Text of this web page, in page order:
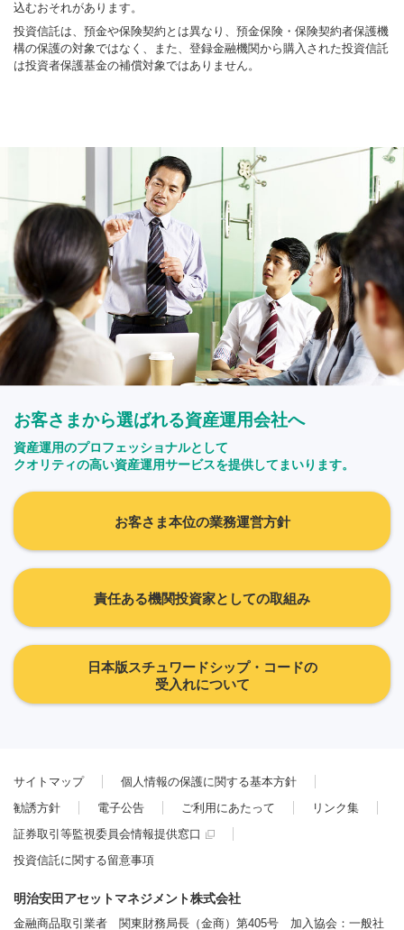
込むおそれがあります。
投資信託は、預金や保険契約とは異なり、預金保険・保険契約者保護機
構の保護の対象ではなく、また、登録金融機関から購入された投資信託
は投資者保護基金の補償対象ではありません。
お客さまから選ばれる資産運用会社へ
資産運用のプロフェッショナルとして
クオリティの高い資産運用サービスを提供してまいります。
お客さま本位の業務運営方針
責任ある機関投資家としての取組み
日本版スチュワードシップ・コードの
受入れについて
サイトマップ
個人情報の保護に関する基本方針
勧誘方針
電子公告 ご利用にあたって
リンク集
証券取引等監視委員会情報提供窓口
投資信託に関する留意事項
明治安田アセットマネジメント株式会社
金融商品取引業者 関東財務局長（金商）第405号 加入協会：一般社